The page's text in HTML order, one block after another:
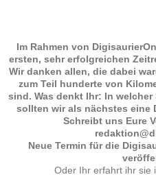
Im Rahmen von
ersten, sehr erfolgreichen
Wir danken allen, die dabei
zum Teil hunderte von
sind. Was denkt Ihr: In
sollten wir als nächstes eine
Schreibt uns Eure
Neue Termin für die
Oder Ihr erfahrt ihr sie